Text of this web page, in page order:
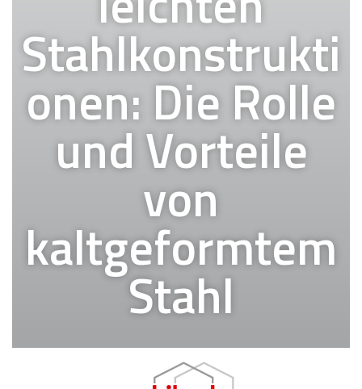
Stahlkonstrukti
onen: Die Rolle
und Vorteile
von
kaltgeformtem
Stahl